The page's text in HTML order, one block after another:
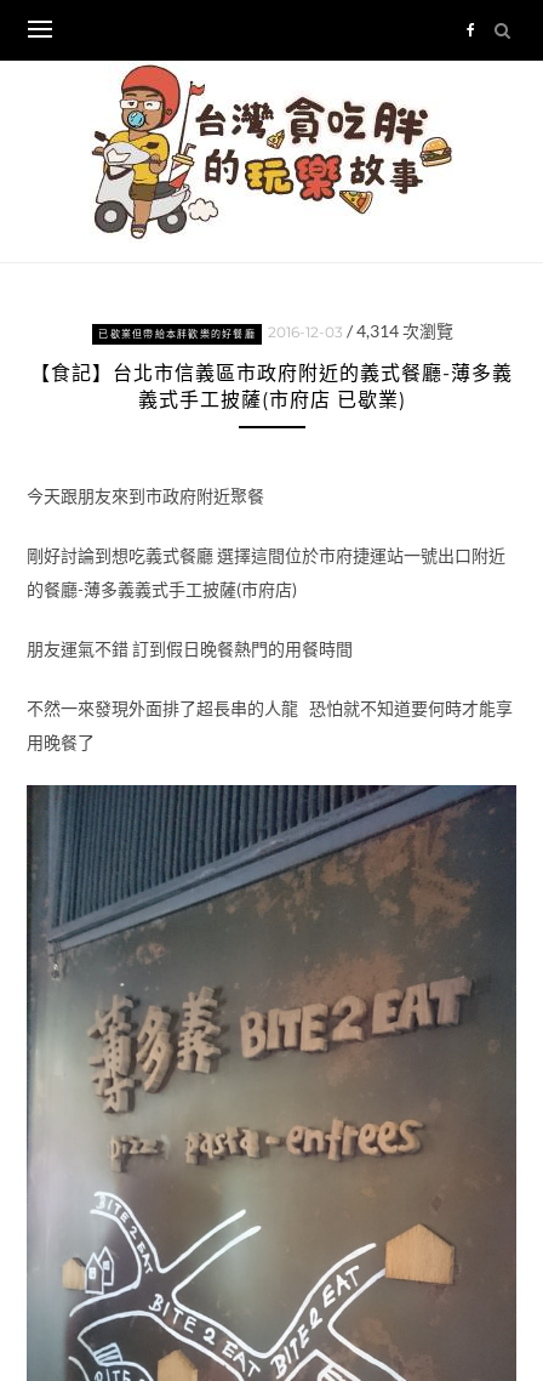
content
已歇業但帶給本胖歡樂的好餐廳 2016-12-03 /4,314次瀏覽
【食記】台北市信義區市政府附近的義式餐廳-薄多義
義式手工披薩(市府店 已歇業)
今天跟朋友來到市政府附近聚餐
剛好討論到想吃義式餐廳 選擇這間位於市府捷運站一號出口附近
的餐廳-薄多義義式手工披薩(市府店)
朋友運氣不錯 訂到假日晚餐熱門的用餐時間
不然一來發現外面排了超長串的人龍 恐怕就不知道要何時才能享
用晚餐了